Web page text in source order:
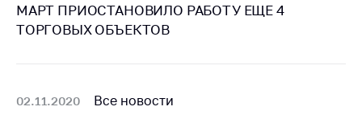
Адрес и режим
работы
Горячая линия
МАРТ ПРИОСТАНОВИЛО РАБОТУ ЕЩЕ 4
ТОРГОВЫХ ОБЪЕКТОВ
02.11.2020 Все новости